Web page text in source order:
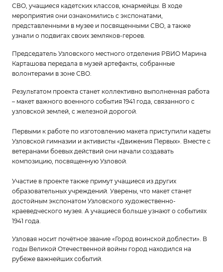
СВО, учащиеся кадетских классов, юнармейцы. В ходе
мероприятия они ознакомились с экспонатами,
представленными в музее и посвященными СВО, а также
узнали о подвигах своих земляков-героев.
Председатель Узловского местного отделения РВИО Марина
Карташова передала в музей артефакты, собранные
волонтерами в зоне СВО.
Результатом проекта станет коллективно выполненная работа
– макет важного военного события 1941 года, связанного с
узловской землей, с железной дорогой.
Первыми к работе по изготовлению макета приступили кадеты
Узловской гимназии и активисты «Движения Первых». Вместе с
ветеранами боевых действий они начали создавать
композицию, посвященную Узловой.
Участие в проекте также примут учащиеся из других
образовательных учреждений. Уверены, что макет станет
достойным экспонатом Узловского художественно-
краеведческого музея. А учащиеся больше узнают о событиях
1941 года.
Узловая носит почётное звание «Город воинской доблести». В
годы Великой Отечественной войны город находился на
рубеже важнейших событий.